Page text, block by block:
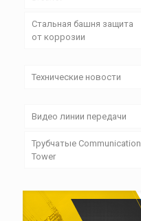
Стальная башня защита
от коррозии
Технические новости
Видео линии передачи
Трубчатые Communication
Tower